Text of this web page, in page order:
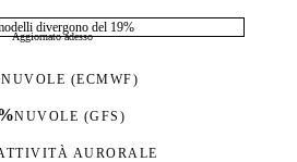
divergono del 19%
Aggiornato adesso
NUVOLE (ECMWF)
NUVOLE (GFS)
AURORALE